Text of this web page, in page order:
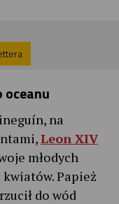
oceanu
na
Leon XIV
młodych
Papież
do wód